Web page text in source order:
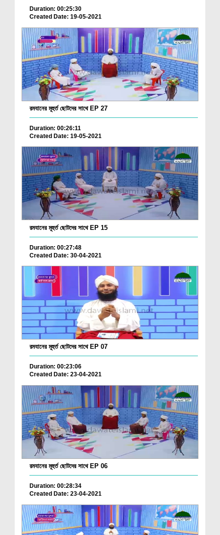
Duration: 00:25:30
Created Date: 19-05-2021
রমযানের মূহুর্ত ছোটদের সাথে EP 27
Duration: 00:26:11
Created Date: 19-05-2021
রমযানের মূহুর্ত ছোটদের সাথে EP 15
Duration: 00:27:48
Created Date: 30-04-2021
রমযানের মূহুর্ত ছোটদের সাথে EP 07
Duration: 00:23:06
Created Date: 23-04-2021
রমযানের মূহুর্ত ছোটদের সাথে EP 06
Duration: 00:28:34
Created Date: 23-04-2021